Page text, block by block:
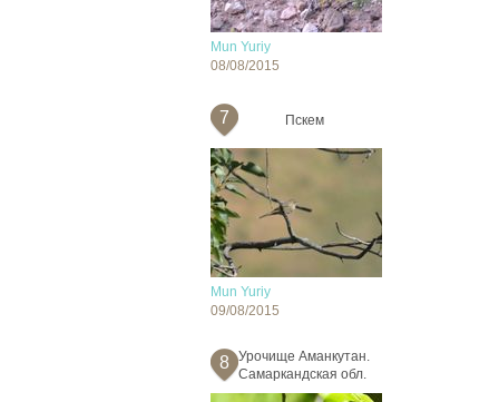
Mun Yuriy
08/08/2015
7 Пскем
Mun Yuriy
09/08/2015
8
Урочище Аманкутан.
Самаркандская обл.